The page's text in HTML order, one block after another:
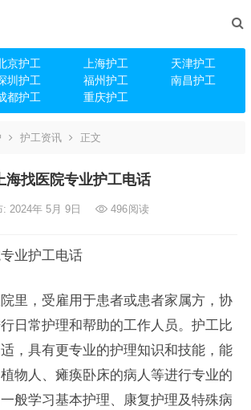
京护工 上海护工
天津护工
圳护工 福州护工
南昌护工
都护工 重庆护工
护工资讯 正文
海找医院专业护工电话
: 2024年 5月 9日 496阅读
业护工电话
，受雇用于患者或患者家属方，协
日常护理和帮助的工作人员。护工比
，具有更专业的护理知识和技能，能
物人、瘫痪卧床的病人等进行专业的
般学习基本护理、康复护理及特殊病